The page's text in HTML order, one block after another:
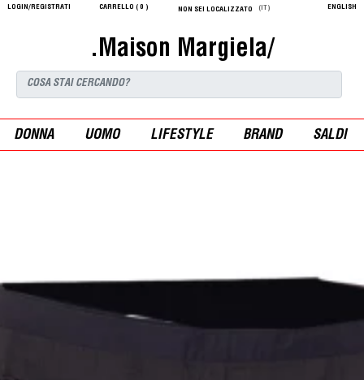
LOGIN/REGISTRATI CARRELLO ( 0 ) NON SEI LOCALIZZATO (IT) ENGLISH
.Maison Margiela/
DONNA UOMO LIFESTYLE BRAND SALDI